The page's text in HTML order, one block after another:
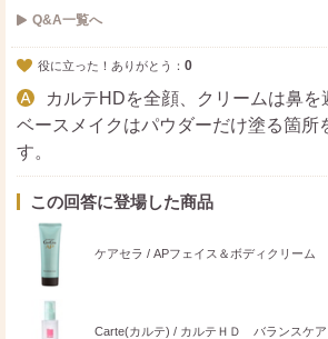
Q&A一覧へ
役に立った！ありがとう： 0
カルテHDを全顔、クリームは鼻を
ベースメイクはパウダーだけ塗る箇所
す。
この回答に登場した商品
ケアセラ / APフェイス＆ボディクリーム
Carte(カルテ) / カルテＨＤ バランスケア